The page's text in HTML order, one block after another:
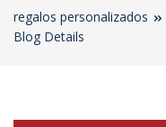
regalos personalizados
Blog Details